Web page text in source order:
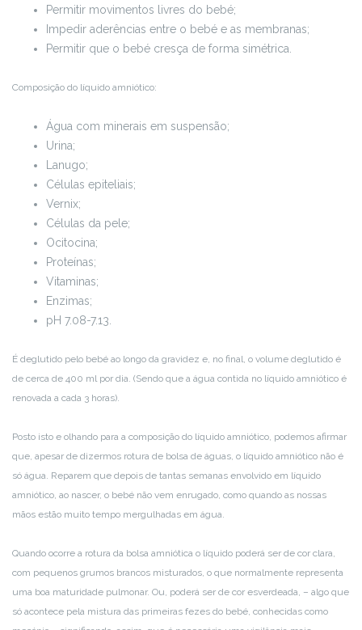
Permitir movimentos livres do bebé;
Impedir aderências entre o bebé e as membranas;
Permitir que o bebé cresça de forma simétrica.
Composição do líquido amniótico:
Água com minerais em suspensão;
Urina;
Lanugo;
Células epiteliais;
Vernix;
Células da pele;
Ocitocina;
Proteínas;
Vitaminas;
Enzimas;
pH 7.08-7.13.
É deglutido pelo bebé ao longo da gravidez e, no final, o volume deglutido é
de cerca de 400 ml por dia. (Sendo que a água contida no líquido amniótico é
renovada a cada 3 horas).
Posto isto e olhando para a composição do líquido amniótico, podemos afirmar
que, apesar de dizermos rotura de bolsa de águas, o líquido amniótico não é
só água. Reparem que depois de tantas semanas envolvido em líquido
amniótico, ao nascer, o bebé não vem enrugado, como quando as nossas
mãos estão muito tempo mergulhadas em água.
Quando ocorre a rotura da bolsa amniótica o líquido poderá ser de cor clara,
com pequenos grumos brancos misturados, o que normalmente representa
uma boa maturidade pulmonar. Ou, poderá ser de cor esverdeada, – algo que
só acontece pela mistura das primeiras fezes do bebé, conhecidas como